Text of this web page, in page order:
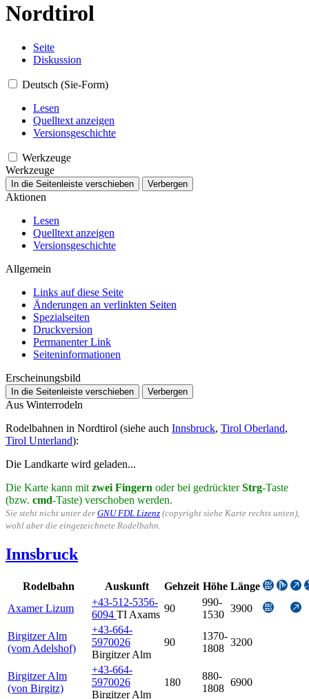
Nordtirol
Seite
Diskussion
Deutsch (Sie-Form)
Lesen
Quelltext anzeigen
Versionsgeschichte
Werkzeuge
Werkzeuge
In die Seitenleiste verschieben Verbergen
Aktionen
Lesen
Quelltext anzeigen
Versionsgeschichte
Allgemein
Links auf diese Seite
Änderungen an verlinkten Seiten
Spezialseiten
Druckversion
Permanenter Link
Seiten­­informationen
Erscheinungsbild
In die Seitenleiste verschieben Verbergen
Aus Winterrodeln
Rodelbahnen in Nordtirol (siehe auch Innsbruck, Tirol Oberland,
Tirol Unterland):
Die Landkarte wird geladen...
Die Karte kann mit zwei Fingern oder bei gedrückterStrg-Taste
(bzw. cmd-Taste) verschoben werden.
Sie steht nicht unter der GNU FDL Lizenz (copyright siehe Karte rechts unten),
wohl aber die eingezeichnete Rodelbahn.
Innsbruck
Rodelbahn Auskunft Gehzeit Höhe Länge
Axamer Lizum
+43-512-5356-
6094 TI Axams
90
990-
1530
3900
Birgitzer Alm
(vom Adelshof)
+43-664-
5970026
Birgitzer Alm
90
1370-
1808
3200
Birgitzer Alm
(von Birgitz)
+43-664-
5970026
Birgitzer Alm
180
880-
1808
6900